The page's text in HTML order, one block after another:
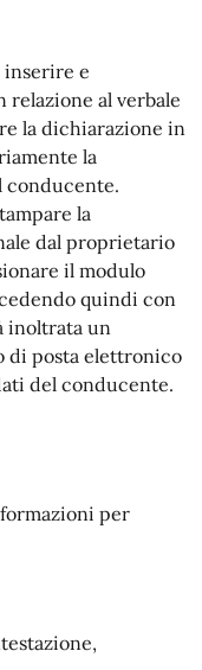
inserire e
al verbale
la dichiarazione in
la
conducente.
la
dal proprietario
il modulo
quindi con
inoltrata un
di posta elettronico
del conducente.
per